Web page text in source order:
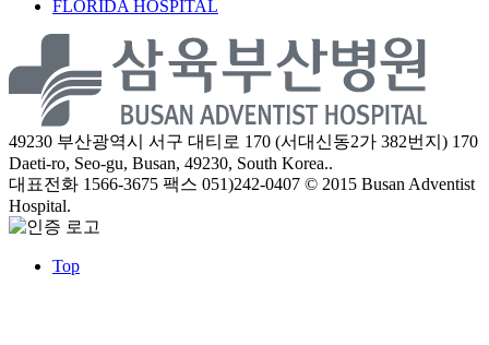
FLORIDA HOSPITAL
49230 부산광역시 서구 대티로 170 (서대신동2가 382번지) 170
Daeti-ro, Seo-gu, Busan, 49230, South Korea..
대표전화 1566-3675 팩스 051)242-0407 © 2015 Busan Adventist
Hospital.
Top